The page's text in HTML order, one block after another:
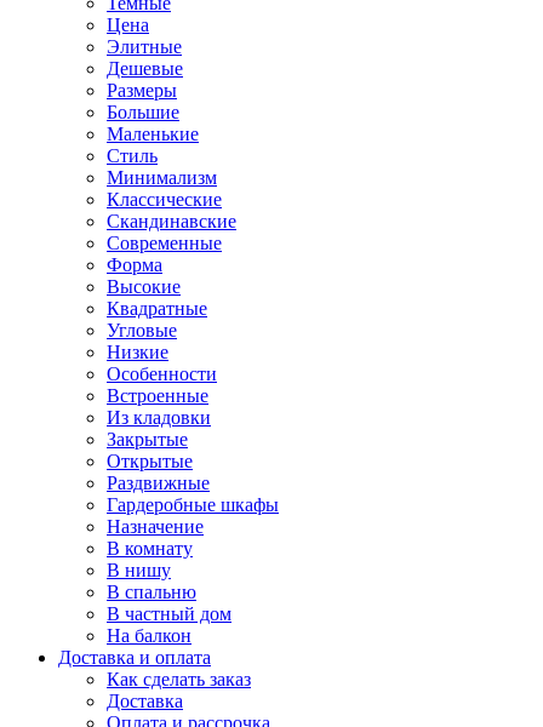
Цена
Элитные
Дешевые
Размеры
Большие
Маленькие
Стиль
Минимализм
Классические
Скандинавские
Современные
Форма
Высокие
Квадратные
Угловые
Низкие
Особенности
Встроенные
Из кладовки
Закрытые
Открытые
Раздвижные
Гардеробные шкафы
Назначение
В комнату
В нишу
В спальню
В частный дом
На балкон
Доставка и оплата
Как сделать заказ
Доставка
Оплата и рассрочка